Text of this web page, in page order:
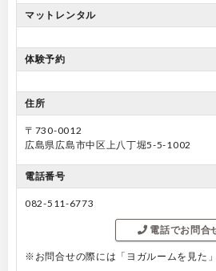
マットレンタル
体験予約
住所
〒730-0012
広島県広島市中区上八丁堀5-5-1002
電話番号
082-511-6773
電話でお問合
※お問合せの際には「ヨガルームを見た